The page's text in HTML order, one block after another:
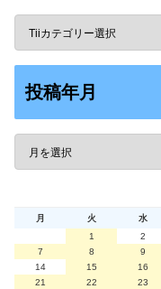
投稿年月
月 火 水
1
2
7
8 9
14
15 16
21
22 23